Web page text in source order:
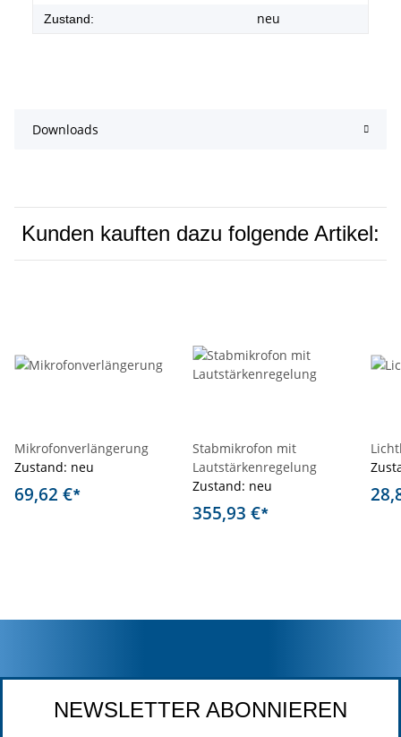
Zustand: neu
Downloads
Kunden kauften dazu folgende Artikel:
Mikrofonverlängerung
Zustand: neu
69,62 €*
Stabmikrofon mit
Lautstärkenregelung
Zustand: neu
355,93 €*
NEWSLETTER ABONNIEREN